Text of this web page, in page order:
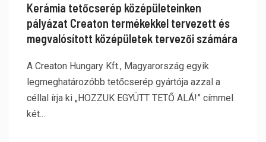
Kerámia tetőcserép középületeinken
pályázat Creaton termékekkel tervezett és
megvalósított középületek tervezői számára
A Creaton Hungary Kft., Magyarország egyik
legmeghatározóbb tetőcserép gyártója azzal a
céllal írja ki „HOZZUK EGYÜTT TETŐ ALÁ!” címmel
két...